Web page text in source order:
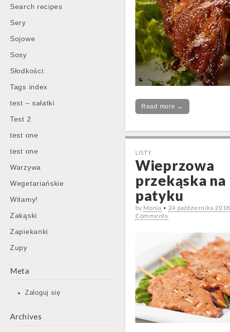
Search recipes
Sery
Sojowe
Sosy
Słodkości:
Tags index
test – sałatki
Test 2
test one
test one
Warzywa
Wegetariańskie
Witamy!
Zakąski
Zapiekanki
Zupy
Meta
Zaloguj się
Archives
Read more →
LISTY
Wieprzowa
przekąska na
patyku
by Monia • 24 października 2018
Comments